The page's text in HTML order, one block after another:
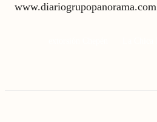
www.diariogrupopanorama.com